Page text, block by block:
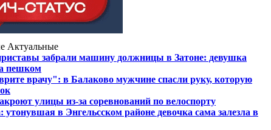
Актуальные
забрали машину должницы в Затоне: девушка
пешком
врачу": в Балаково мужчине спасли руку, которую
улицы из-за соревнований по велоспорту
утонувшая в Энгельсском районе девочка сама залезла в